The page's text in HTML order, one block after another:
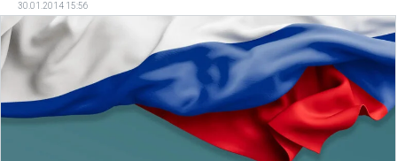
30.01.2014 15:56